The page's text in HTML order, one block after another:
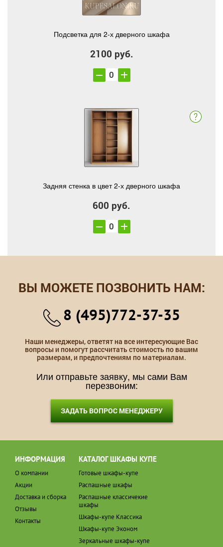
Подсветка для 2-х дверного шкафа
2100 руб.
Задняя стенка в цвет 2-х дверного шкафа
600 руб.
ВЫ МОЖЕТЕ ПОЗВОНИТЬ НАМ:
8 (495)772-37-35
Наши менеджеры, ответят на все интересующие Вас
вопросы и помогут рассчитать стоимость по вашим
размерам, и предпочтениям по материалам.
Или отправьте заявку, мы сами Вам
перезвоним:
ЗАДАТЬ ВОПРОС МЕНЕДЖЕРУ
ИНФОРМАЦИЯ
О компании
Акции
Доставка и сборка
Отзывы
Контакты
КАТАЛОГ ШКАФЫ КУПЕ
Готовые шкафы-купе
Распашные шкафы
Распашные классичекие
шкафы
Шкафы-купе Классика
Шкафы-купе Эконом
Зеркальные шкафы-купе